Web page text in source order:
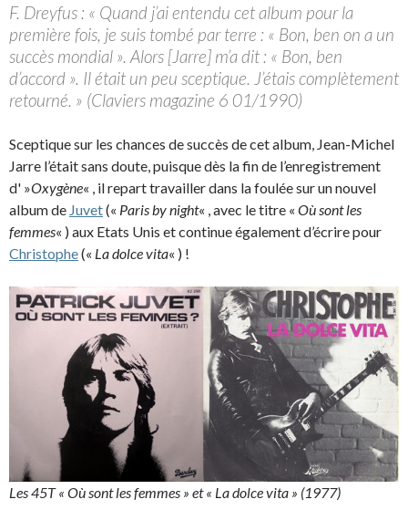
F. Dreyfus : « Quand j’ai entendu cet album pour la
première fois, je suis tombé par terre : « Bon, ben on a un
succès mondial ». Alors [Jarre] m’a dit : « Bon, ben
d’accord ». Il était un peu sceptique. J’étais complètement
retourné. » (Claviers magazine 6 01/1990)
Sceptique sur les chances de succès de cet album, Jean-Michel
Jarre l’était sans doute, puisque dès la fin de l’enregistrement
d' »Oxygène« , il repart travailler dans la foulée sur un nouvel
album de Juvet(« Paris by night« , avec le titre « Où sont les
femmes« ) aux Etats Unis et continue également d’écrire pour
Christophe(« La dolce vita« ) !
Les 45T « Où sont les femmes » et « La dolce vita » (1977)